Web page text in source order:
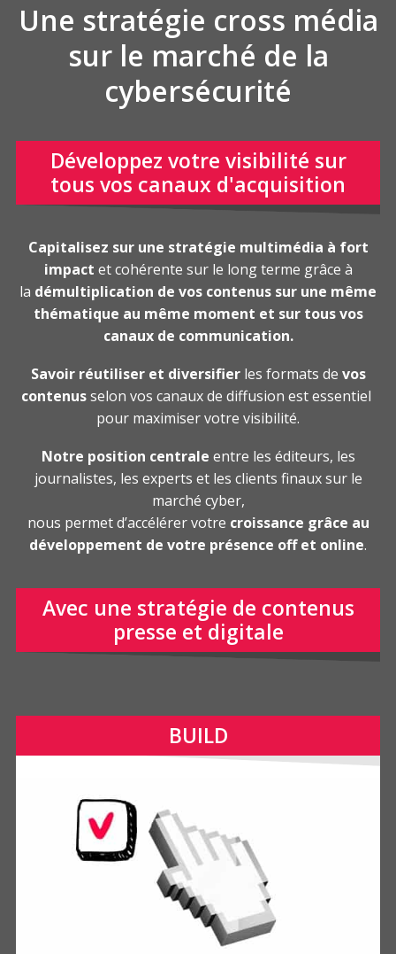
Une stratégie cross média
sur le marché de la
cybersécurité
Développez votre visibilité sur
tous vos canaux d'acquisition
Capitalisez sur une stratégie multimédia à fort
impact et cohérente sur le long terme grâce à
la démultiplication de vos contenus sur une même
thématique au même moment et sur tous vos
canaux de communication.
Savoir réutiliser et diversifierles formats de vos
contenusselon vos canaux de diffusion est essentiel
pour maximiser votre visibilité.
Notre position centrale entre les éditeurs, les
journalistes, les experts et les clients finaux sur le
marché cyber,
nous permet d’accélérer votre croissance grâce au
développement de votre présence off et online.
Avec une stratégie de contenus
presse et digitale
BUILD